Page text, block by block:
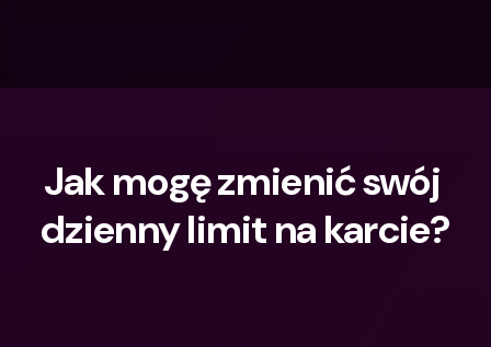
Jak mogę zmienić swój
dzienny limit na karcie?